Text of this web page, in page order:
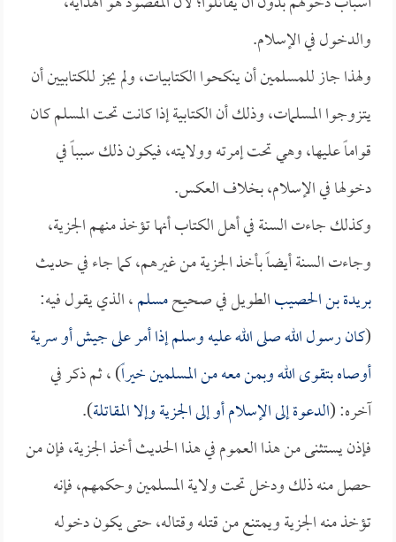
والدخول في الإسلام.
ولهذا جاز للمسلمين أن ينكحوا الكتابيات، ولم يجز للكتابيين أن
يتزوجوا المسلمات، وذلك أن الكتابية إذا كانت تحت المسلم كان
قواماً عليها، وهي تحت إمرته وولايته، فيكون ذلك سبباً في
دخولها في الإسلام، بخلاف العكس.
وكذلك جاءت السنة في أهل الكتاب أنها تؤخذ منهم الجزية،
وجاءت السنة أيضاً بأخذ الجزية من غيرهم، كما جاء في حديث
بريدة بن الحصيبالطويل في صحيحمسلم، الذي يقول فيه:
(كان رسول الله صلى الله عليه وسلم إذا أمر على جيش أو سرية
أوصاه بتقوى الله وبمن معه من المسلمين خيراً) ، ثم ذكر في
آخره: (الدعوة إلى الإسلام أو إلى الجزية وإلا المقاتلة).
فإذن يستثنى من هذا العموم في هذا الحديث أخذ الجزية، فإن من
حصل منه ذلك ودخل تحت ولاية المسلمين وحكمهم، فإنه
تؤخذ منه الجزية ويمتنع من قتله وقتاله، حتى يكون دخوله